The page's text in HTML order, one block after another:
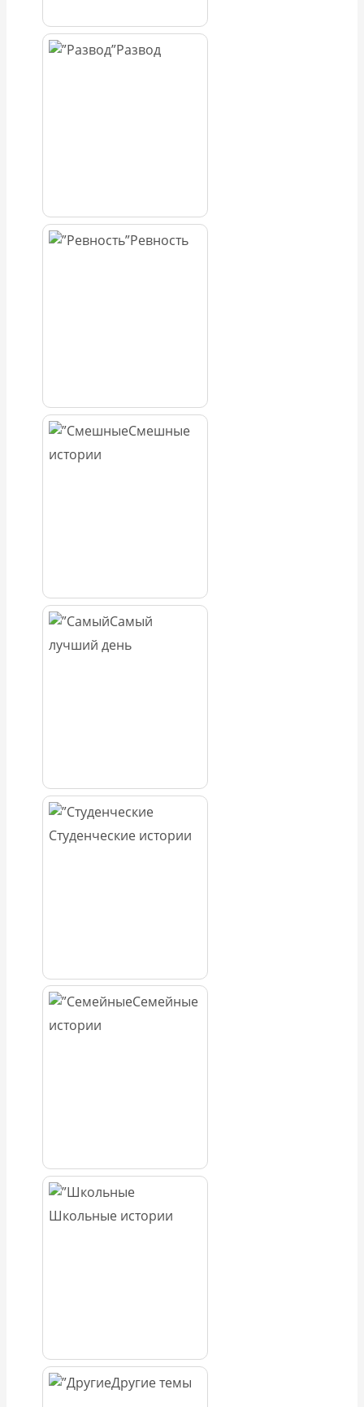
Развод
Ревность
Смешные
истории
Самый
лучший день
Студенческие истории
Семейные
истории
Школьные истории
Другие темы